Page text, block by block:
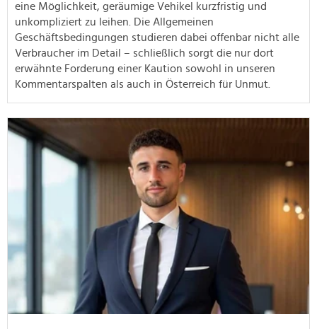
eine Möglichkeit, geräumige Vehikel kurzfristig und
unkompliziert zu leihen. Die Allgemeinen
Geschäftsbedingungen studieren dabei offenbar nicht alle
Verbraucher im Detail – schließlich sorgt die nur dort
erwähnte Forderung einer Kaution sowohl in unseren
Kommentarspalten als auch in Österreich für Unmut.